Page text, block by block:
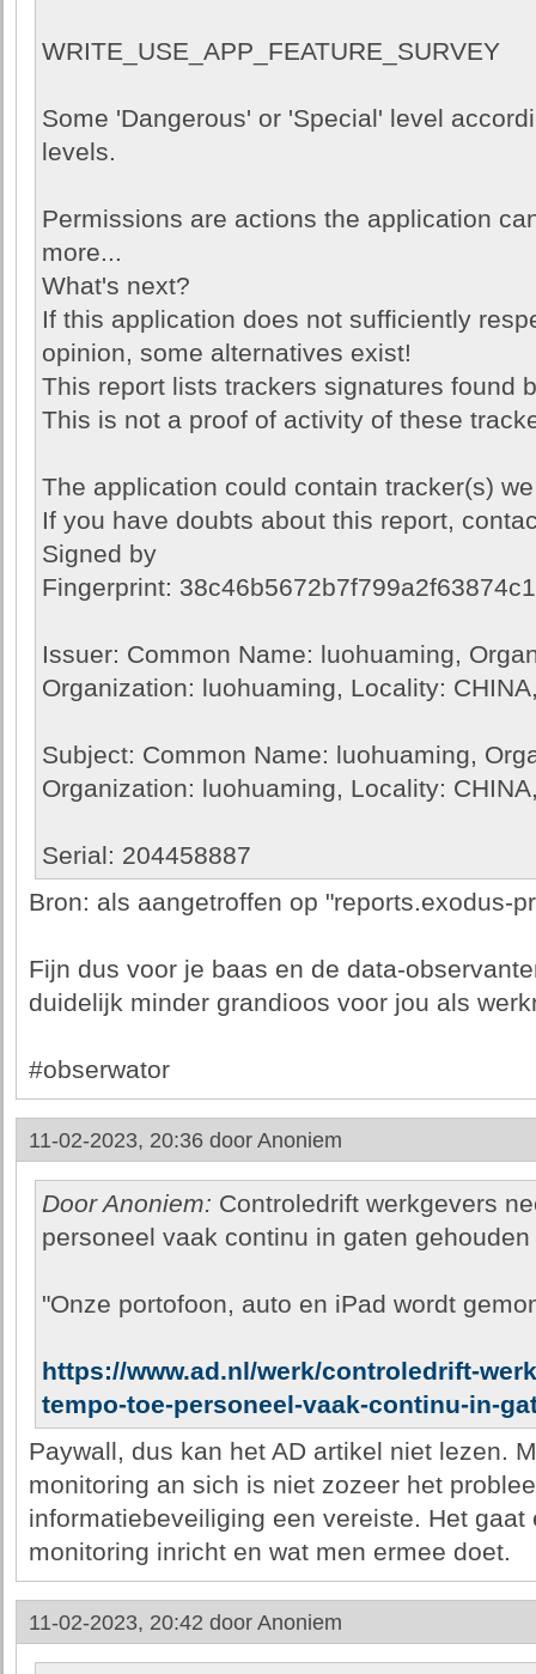
WRITE_USE_APP_FEATURE_SURVEY
Some 'Dangerous' or 'Special' level
levels.
Permissions are actions the application
more...
What's next?
If this application does not sufficiently
opinion, some alternatives exist!
This report lists trackers signatures found
This is not a proof of activity of these
The application could contain tracker(s)
If you have doubts about this report,
Signed by
Fingerprint:
Issuer: Common Name: luohuaming,
Organization: luohuaming, Locality:
Subject: Common Name: luohuaming,
Organization: luohuaming, Locality:
Serial: 204458887
Bron: als aangetroffen op "reports.exodus-
Fijn dus voor je baas en de data-
duidelijk minder grandioos voor jou als
#obserwator
11-02-2023, 20:36 door Anoniem
Door Anoniem: Controledrift werkgevers
personeel vaak continu in gaten gehouden
"Onze portofoon, auto en iPad wordt
https://www.ad.nl/werk/controledrift-
tempo-toe-personeel-vaak-continu-in-
Paywall, dus kan het AD artikel niet lezen.
monitoring an sich is niet zozeer het
informatiebeveiliging een vereiste. Het
monitoring inricht en wat men ermee doet.
11-02-2023, 20:42 door Anoniem